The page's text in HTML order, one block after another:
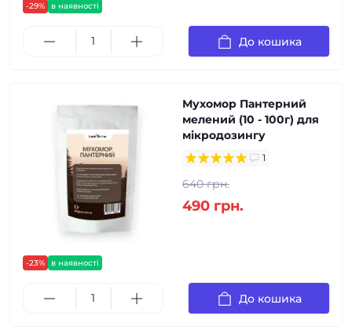
-29% в наявності
До кошика
-23% в наявності
Мухомор Пантерний
мелений (10 - 100г) для
мікродозингу
1
640 грн.
490 грн.
До кошика